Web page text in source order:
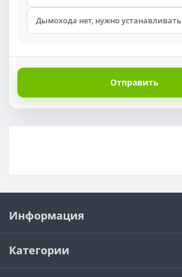
Дымохода нет, нужно устанавливать
Отправить
Информация
Категории